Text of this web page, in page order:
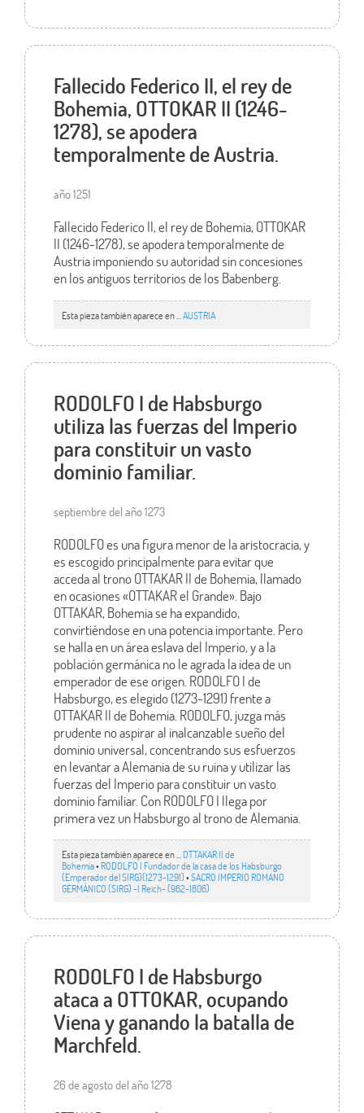
Fallecido Federico II, el rey de
Bohemia, OTTOKAR II (1246-
1278), se apodera
temporalmente de Austria.
año 1251
Fallecido Federico II, el rey de Bohemia, OTTOKAR
II (1246-1278), se apodera temporalmente de
Austria imponiendo su autoridad sin concesiones
en los antiguos territorios de los Babenberg.
Esta pieza también aparece en ... AUSTRIA
RODOLFO I de Habsburgo
utiliza las fuerzas del Imperio
para constituir un vasto
dominio familiar.
septiembre del año 1273
RODOLFO es una figura menor de la aristocracia, y
es escogido principalmente para evitar que
acceda al trono OTTAKAR II de Bohemia, llamado
en ocasiones «OTTAKAR el Grande». Bajo
OTTAKAR, Bohemia se ha expandido,
convirtiéndose en una potencia importante. Pero
se halla en un área eslava del Imperio, y a la
población germánica no le agrada la idea de un
emperador de ese origen. RODOLFO I de
Habsburgo, es elegido (1273-1291) frente a
OTTAKAR II de Bohemia. RODOLFO, juzga más
prudente no aspirar al inalcanzable sueño del
dominio universal, concentrando sus esfuerzos
en levantar a Alemania de su ruina y utilizar las
fuerzas del Imperio para constituir un vasto
dominio familiar. Con RODOLFO I llega por
primera vez un Habsburgo al trono de Alemania.
Esta pieza también aparece en ... OTTAKAR II de
Bohemia• RODOLFO I Fundador de la casa de los Habsburgo
(Emperador del SIRG)(1273-1291)•SACRO IMPERIO ROMANO
GERMÁNICO (SIRG) -I Reich- (962-1806)
RODOLFO I de Habsburgo
ataca a OTTOKAR, ocupando
Viena y ganando la batalla de
Marchfeld.
26 de agosto del año 1278